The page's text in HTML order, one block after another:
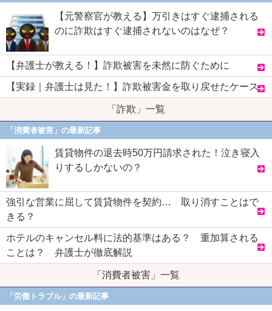
【元警察官が教える】万引きはすぐ逮捕される
のに詐欺はすぐ逮捕されないのはなぜ？
【弁護士が教える！】詐欺被害を未然に防ぐために
【実録｜弁護士は見た！】詐欺被害金を取り戻せたケース
「詐欺」一覧
「消費者被害」の最新記事
賃貸物件の退去時50万円請求された！泣き寝入
りするしかないの？
強引な営業に屈して賃貸物件を契約… 取り消すことはで
きる？
ホテルのキャンセル料に法的基準はある？ 重加算される
ことは？ 弁護士が徹底解説
「消費者被害」一覧
「労働トラブル」の最新記事